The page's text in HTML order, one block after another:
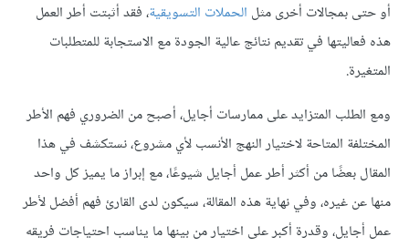
أو حتى بمجالات أخرى مثل الحملات التسويقية، فقد أثبتت أطر العمل
هذه فعاليتها في تقديم نتائج عالية الجودة مع الاستجابة للمتطلبات
المتغيرة.
ومع الطلب المتزايد على ممارسات أجايل، أصبح من الضروري فهم الأطر
المختلفة المتاحة لاختيار النهج الأنسب لأي مشروع، نستكشف في هذا
المقال بعضًا من أكثر أطر عمل أجايل شيوعًا، مع إبراز ما يميز كل واحد
منها عن غيره، وفي نهاية هذه المقالة، سيكون لدى القارئ فهم أفضل لأطر
عمل أجايل، وقدرة أكبر على اختيار من بينها ما يناسب احتياجات فريقه